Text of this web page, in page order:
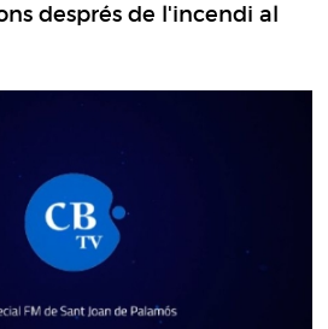
després de l'incendi al